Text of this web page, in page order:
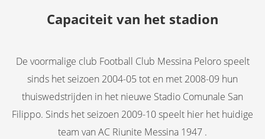
Capaciteit van het stadion
De voormalige club Football Club Messina Peloro speelt
sinds het seizoen 2004-05 tot en met 2008-09 hun
thuiswedstrijden in het nieuwe Stadio Comunale San
Filippo. Sinds het seizoen 2009-10 speelt hier het huidige
team van AC Riunite Messina 1947 .